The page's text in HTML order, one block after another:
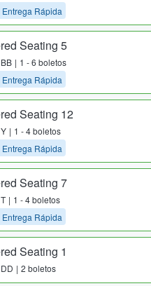
Entrega Rápida
Seating 5
BB
1 - 6 boletos
Entrega Rápida
Seating 12
Y
1 - 4 boletos
Entrega Rápida
Seating 7
T
1 - 4 boletos
Entrega Rápida
Seating 1
DD 2 boletos